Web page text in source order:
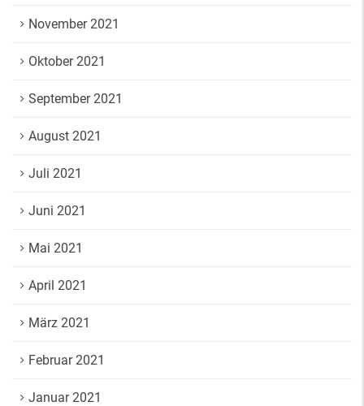
November 2021
Oktober 2021
September 2021
August 2021
Juli 2021
Juni 2021
Mai 2021
April 2021
März 2021
Februar 2021
Januar 2021